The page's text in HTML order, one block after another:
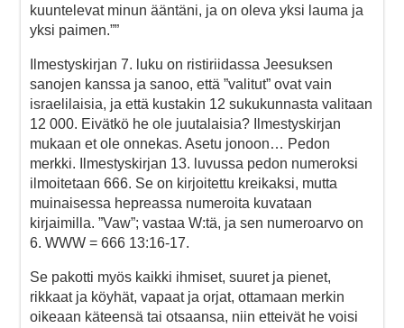
kuuntelevat minun ääntäni, ja on oleva yksi lauma ja
yksi paimen.””
Ilmestyskirjan 7. luku on ristiriidassa Jeesuksen
sanojen kanssa ja sanoo, että ”valitut” ovat vain
israelilaisia, ja että kustakin 12 sukukunnasta valitaan
12 000. Eivätkö he ole juutalaisia? Ilmestyskirjan
mukaan et ole onnekas. Asetu jonoon… Pedon
merkki. Ilmestyskirjan 13. luvussa pedon numeroksi
ilmoitetaan 666. Se on kirjoitettu kreikaksi, mutta
muinaisessa hepreassa numeroita kuvataan
kirjaimilla. ”Vaw”; vastaa W:tä, ja sen numeroarvo on
6. WWW = 666 13:16-17.
Se pakotti myös kaikki ihmiset, suuret ja pienet,
rikkaat ja köyhät, vapaat ja orjat, ottamaan merkin
oikeaan käteensä tai otsaansa, niin etteivät he voisi